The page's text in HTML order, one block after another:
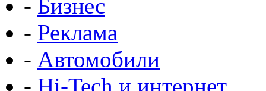
- Бизнес
- Реклама
- Автомобили